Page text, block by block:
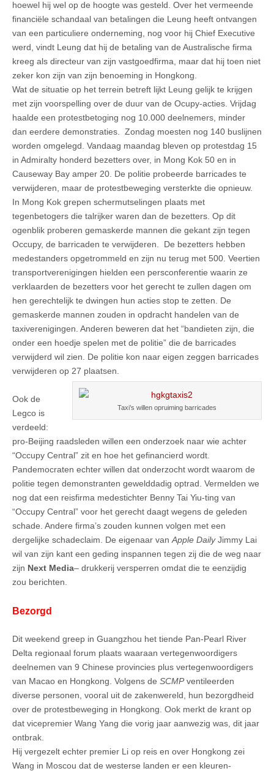
hoewel hij wel op de hoogte was gesteld. Over het vermeende
financiële schandaal van betalingen die Leung heeft ontvangen
van een particuliere onderneming, nog voor hij Chief Executive
werd, vindt Leung dat hij de betaling van de Australische firma
kreeg als directeur van zijn vastgoedfirma, maar dat hij toen niet
zeker kon zijn van zijn benoeming in Hongkong.
Wat de situatie op het terrein betreft lijkt Leung gelijk te krijgen
met zijn voorspelling over de duur van de Ocupy-acties. Vrijdag
haalde een protestbetoging nog 10.000 deelnemers, minder
dan eerdere demonstraties. Zondag moesten nog 140 buslijnen
worden omgelegd. Vandaag maandag bleven op protestdag 15
in Admiralty honderd bezetters over, in Mong Kok 50 en in
Causeway Bay amper 20. De politie probeerde barricades te
verwijderen, maar de protestbeweging versterkte die opnieuw.
In Mong Kok grepen schermutselingen plaats met
tegenbetogers die talrijker waren dan de bezetters. Op dit
ogenblik proberen gemaskerde mannen die gekant zijn tegen
Occupy, de barricaden te verwijderen. De bezetters hebben
medestanders opgetrommeld en zijn nu terug met 500. Veertien
transportverenigingen hielden een persconferentie waarin ze
verklaarden de bezetters voor het gerecht te zullen dagen om
hen gerechtelijk te dwingen hun acties stop te zetten. De
gemaskerde mannen zouden in opdracht handelen van de
taxiverenigingen. Anderen beweren dat het “bandieten zijn, die
onder een hoedje spelen met de politie” die de barricades
verwijderd wil zien. De politie kon naar eigen zeggen barricades
verwijderen op 27 plaatsen.
Taxi’s willen opruiming barricades
Ook de
Legco is
verdeeld:
pro-Beijing raadsleden willen een onderzoek naar wie achter
“Occupy Central” zit en hoe het gefinancierd wordt.
Pandemocraten echter willen dat onderzocht wordt waarom de
politie tegen demonstranten gewelddadig optrad. Vermelden we
nog dat een reisfirma medestichter Benny Tai Yiu-ting van
“Occupy Central” voor het gerecht daagt wegens de geleden
schade. Andere firma’s zouden kunnen volgen met een
dergelijke schadeclaim. De eigenaar vanApple DailyJimmy Lai
wil van zijn kant een geding inspannen tegen zij die de weg naar
zijn Next Media– drukkerij versperren omdat die te eenzijdig
zou berichten.
Bezorgd
Dit weekend greep in Guangzhou het tiende Pan-Pearl River
Delta regionaal forum plaats waaraan vertegenwoordigers
deelnemen van 9 Chinese provincies plus vertegenwoordigers
van Macao en Hongkong. Volgens de SCMPventileerden
diverse personen, vooral uit de zakenwereld, hun bezorgdheid
over de protestbeweging in Hongkong. Ook merkt de krant op
dat vicepremier Wang Yang die vorig jaar aanwezig was, dit jaar
ontbrak.
Hij vergezelt echter premier Li op reis en over Hongkong zei
Wang in Moscou dat de westerse landen er een kleuren-